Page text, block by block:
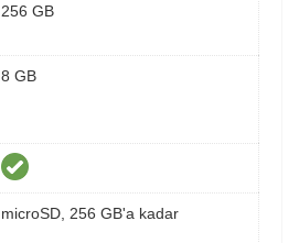
256 GB
8 GB
microSD, 256 GB'a kadar